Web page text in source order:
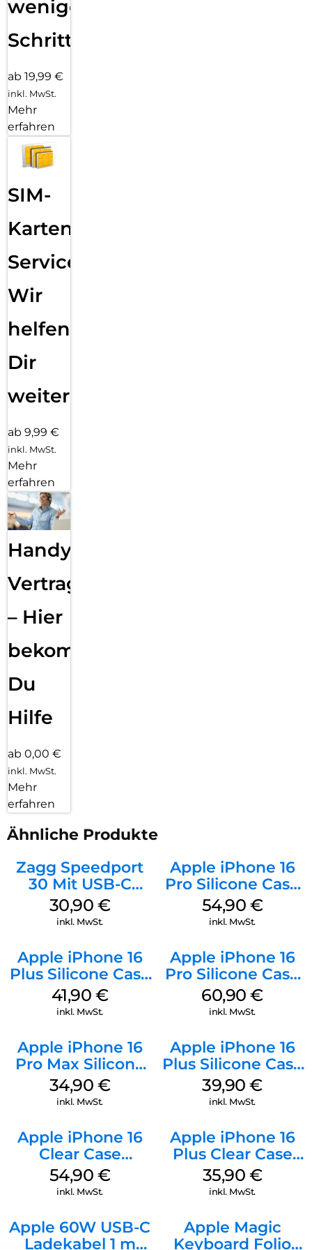
wenigen
Schritten
ab 19,99 €
inkl. MwSt.
Mehr
erfahren
SIM-
Karten
Service:
Wir
helfen
Dir
weiter
ab 9,99 €
inkl. MwSt.
Mehr
erfahren
Handy
Vertragsabwicklung
– Hier
bekommst
Du
Hilfe
ab 0,00 €
inkl. MwSt.
Mehr
erfahren
Ähnliche Produkte
Zagg Speedport
30 Mit USB-C
Kabel Weiß
30,90 €
inkl. MwSt.
Apple iPhone 16
Pro Silicone Case
MagSafe Black
54,90 €
inkl. MwSt.
Apple iPhone 16
Plus Silicone Case
MagSafe Stone
Gray
41,90 €
inkl. MwSt.
Apple iPhone 16
Pro Silicone Case
MagSafe Stone
Gray
60,90€
inkl. MwSt.
Apple iPhone 16
Pro Max Silicone
Case MagSafe
Denim
34,90 €
inkl. MwSt.
Apple iPhone 16
Plus Silicone Case
MagSafe Plum
39,90€
inkl. MwSt.
Apple iPhone 16
Clear Case
MagSafe
Transparent
54,90 €
inkl. MwSt.
Apple iPhone 16
Plus Clear Case
MagSafe
Transparent
35,90 €
inkl. MwSt.
Apple 60W USB-C
Ladekabel 1 m
Apple Magic
Keyboard Folio